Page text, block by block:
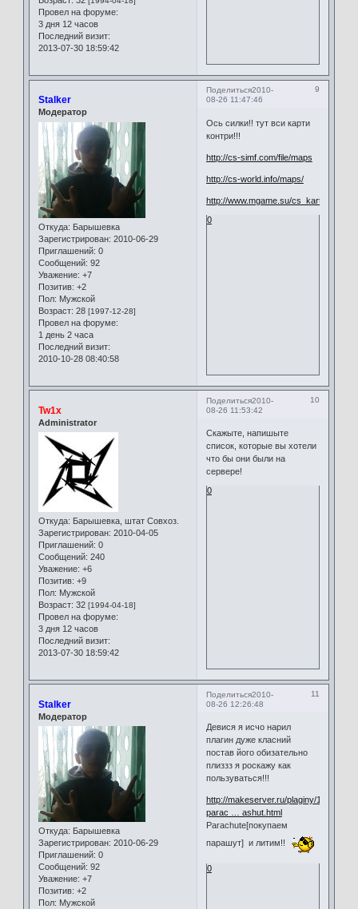
Провел на форуме:
3 дня 12 часов
Последний визит:
2013-07-30 18:59:42
Поделиться 9
2010-
08-26 11:47:46
Stalker
Модератор
Откуда: Барышевка
Зарегистрирован: 2010-06-29
Приглашений: 0
Сообщений: 92
Уважение: +7
Позитив: +2
Пол: Мужской
Возраст: 28 [1997-12-28]
Провел на форуме:
1 день 2 часа
Последний визит:
2010-10-28 08:40:58
Ось силки!! тут вси карти
контри!!!
http://cs-simf.com/file/maps
http://cs-world.info/maps/
http://www.mgame.su/cs_karti.html
0
Поделиться 10
2010-
08-26 11:53:42
Tw1x
Administrator
Откуда: Барышевка, штат Совхоз.
Зарегистрирован: 2010-04-05
Приглашений: 0
Сообщений: 240
Уважение: +6
Позитив: +9
Пол: Мужской
Возраст: 32 [1994-04-18]
Провел на форуме:
3 дня 12 часов
Последний визит:
2013-07-30 18:59:42
Скажыте, напишыте
список, которые вы хотели
что бы они были на
сервере!
0
Поделиться 11
2010-
08-26 12:26:48
Stalker
Модератор
Откуда: Барышевка
Зарегистрирован: 2010-06-29
Приглашений: 0
Сообщений: 92
Уважение: +7
Позитив: +2
Пол: Мужской
Девися я исчо нарил
плагин дуже класний
постав його обизательно
плиззз я роскажу как
пользуваться!!!
http://makeserver.ru/plaginy/1550-
parac … ashut.html
Parachute[покупаем
парашут] и литим!!
0